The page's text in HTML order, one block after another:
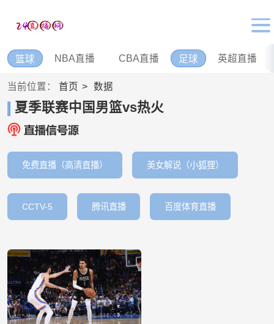
篮球 NBA直播 CBA直播 足球 英超直播
当前位置： 首页 数据
夏季联赛中国男篮vs热火
免费直播（高清直播） 美女解说（小狐狸）
CCTV-5 腾讯直播 百度体育直播